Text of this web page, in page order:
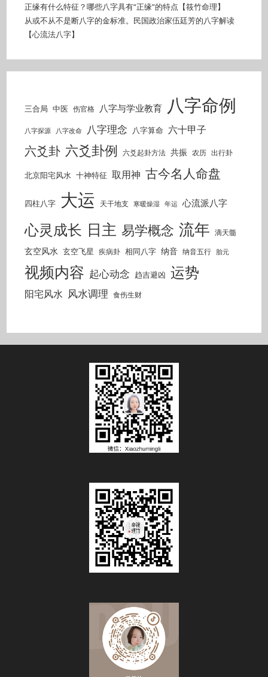
正缘有什么特征？哪些八字具有“正缘”的特点【筱竹命理】
从或不从不是断八字的金标准。民国政治家伍廷芳的八字解读
【心流法八字】
三合局 中医 伤官格 八字与学业教育 八字命例
八字探源 八字改命 八字理念 八字算命 六十甲子
六爻卦 六爻卦例 六爻起卦方法 共振 农历 出行卦
北京阳宅风水 十神特征 取用神 古今名人命盘
四柱八字 大运 天干地支 寒暖燥湿 年运 心流派八字
心灵成长 日主 易学概念 流年 滴天髓
玄空风水 玄空飞星 疾病卦 相同八字 纳音 纳音五行 胎元
视频内容 起心动念 趋吉避凶 运势
阳宅风水 风水调理 食伤生财